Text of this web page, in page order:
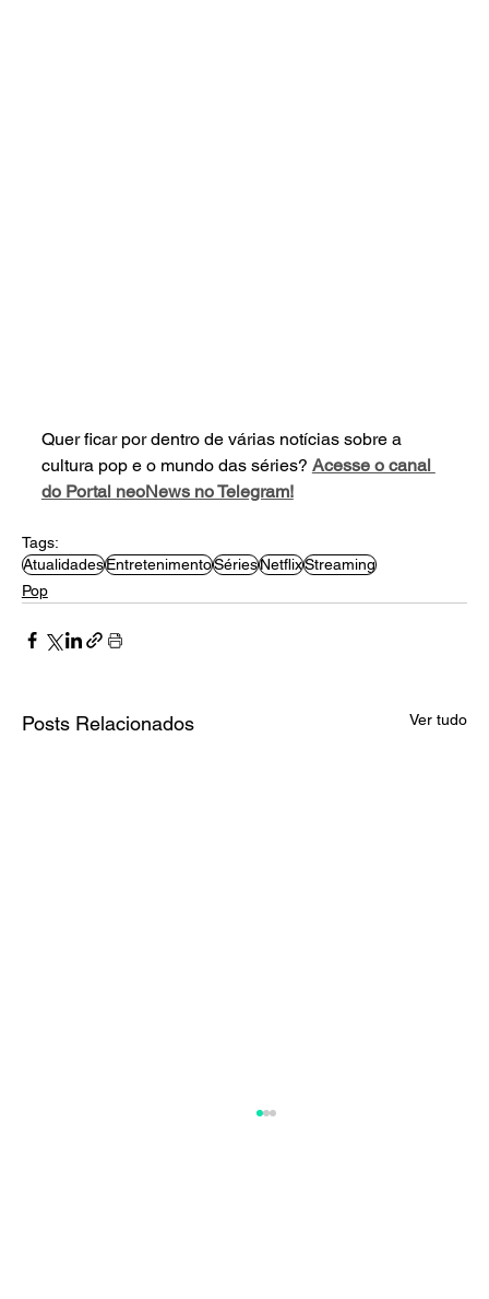
Quer ficar por dentro de várias notícias sobre a
cultura pop e o mundo das séries? Acesse o canal
do Portal neoNews no Telegram!
Tags:
AtualidadesEntretenimentoSériesNetflixStreaming
Pop
Posts Relacionados Ver tudo